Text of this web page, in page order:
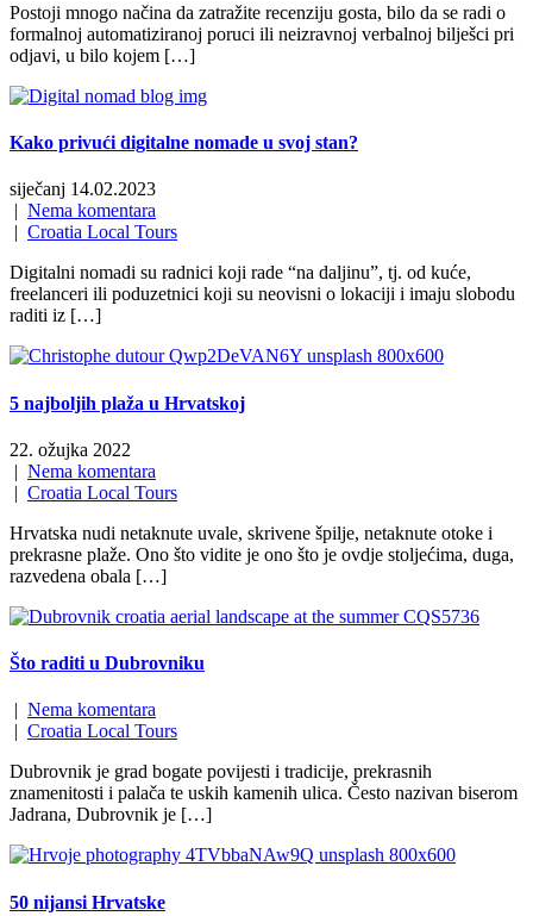
Postoji mnogo načina da zatražite recenziju gosta, bilo da se radi o
formalnoj automatiziranoj poruci ili neizravnoj verbalnoj bilješci pri
odjavi, u bilo kojem […]
Kako privući digitalne nomade u svoj stan?
siječanj 14.02.2023
| Nema komentara
| Croatia Local Tours
Digitalni nomadi su radnici koji rade “na daljinu”, tj. od kuće,
freelanceri ili poduzetnici koji su neovisni o lokaciji i imaju slobodu
raditi iz […]
5 najboljih plaža u Hrvatskoj
22. ožujka 2022
| Nema komentara
| Croatia Local Tours
Hrvatska nudi netaknute uvale, skrivene špilje, netaknute otoke i
prekrasne plaže. Ono što vidite je ono što je ovdje stoljećima, duga,
razvedena obala […]
Što raditi u Dubrovniku
| Nema komentara
| Croatia Local Tours
Dubrovnik je grad bogate povijesti i tradicije, prekrasnih
znamenitosti i palača te uskih kamenih ulica. Često nazivan biserom
Jadrana, Dubrovnik je […]
50 nijansi Hrvatske